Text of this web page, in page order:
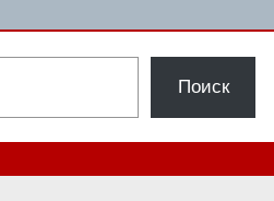
Поиск